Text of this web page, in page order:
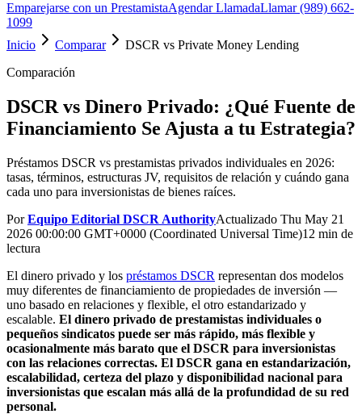
Emparejarse con un PrestamistaAgendar LlamadaLlamar (989) 662-
1099
Inicio
Comparar
DSCR vs Private Money Lending
Comparación
DSCR vs Dinero Privado: ¿Qué Fuente de
Financiamiento Se Ajusta a tu Estrategia?
Préstamos DSCR vs prestamistas privados individuales en 2026:
tasas, términos, estructuras JV, requisitos de relación y cuándo gana
cada uno para inversionistas de bienes raíces.
PorEquipo Editorial DSCR AuthorityActualizado Thu May 21
2026 00:00:00 GMT+0000 (Coordinated Universal Time)12 min de
lectura
El dinero privado y los préstamos DSCR representan dos modelos
muy diferentes de financiamiento de propiedades de inversión —
uno basado en relaciones y flexible, el otro estandarizado y
escalable. El dinero privado de prestamistas individuales o
pequeños sindicatos puede ser más rápido, más flexible y
ocasionalmente más barato que el DSCR para inversionistas
con las relaciones correctas. El DSCR gana en estandarización,
escalabilidad, certeza del plazo y disponibilidad nacional para
inversionistas que escalan más allá de la profundidad de su red
personal.